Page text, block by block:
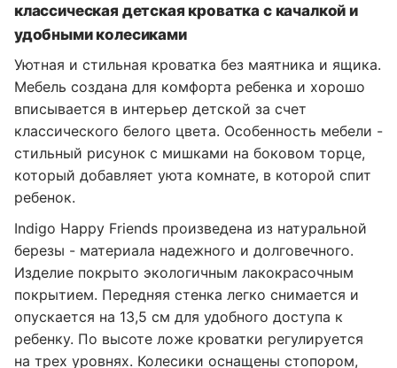
классическая детская кроватка с качалкой и
удобными колесиками
Уютная и стильная кроватка без маятника и ящика.
Мебель создана для комфорта ребенка и хорошо
вписывается в интерьер детской за счет
классического белого цвета. Особенность мебели -
стильный рисунок с мишками на боковом торце,
который добавляет уюта комнате, в которой спит
ребенок.
Indigo Happy Friends произведена из натуральной
березы - материала надежного и долговечного.
Изделие покрыто экологичным лакокрасочным
покрытием. Передняя стенка легко снимается и
опускается на 13,5 см для удобного доступа к
ребенку. По высоте ложе кроватки регулируется
на трех уровнях. Колесики оснащены стопором,